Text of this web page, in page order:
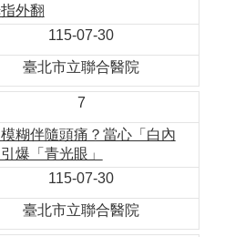
外翻
115-07-30
臺北市立聯合醫院
7
糊伴隨頭痛？當心「白內
爆「青光眼」
115-07-30
臺北市立聯合醫院